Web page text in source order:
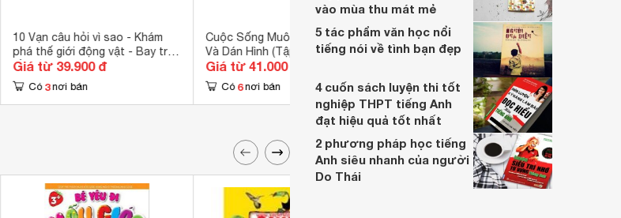
10 Vạn câu hỏi vì sao - Khám
phá thế giới động vật - Bay trên
bầu trời 2
Giá từ 39.900 đ
Có 3 nơi bán
Cuộc Sống Muôn Màu - Tô Màu
Và Dán Hình (Tập 1)
Giá từ 41.000 đ
Có 6 nơi bán
Khéo Tay Tinh Mắt Sách Bóc
Dán Thông Minh - Loài Vật Ngộ
Giá từ 38.000 đ
Có 5 nơi bán
vào mùa thu mát mẻ
5 tác phẩm văn học nổi
tiếng nói về tình bạn đẹp
4 cuốn sách luyện thi tốt
nghiệp THPT tiếng Anh
đạt hiệu quả tốt nhất
2 phương pháp học tiếng
Anh siêu nhanh của người
Do Thái